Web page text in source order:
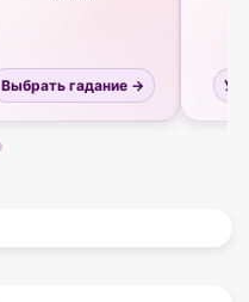
Выбрать гадание →